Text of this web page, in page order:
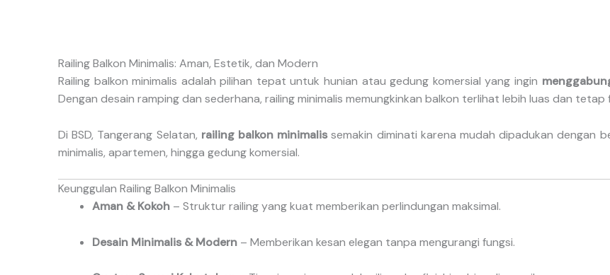
Railing Balkon Minimalis: Aman, Estetik, dan Modern
Railing balkon minimalis adalah pilihan tepat untuk hunian atau gedung komersial yang ingin
Dengan desain ramping dan sederhana, railing minimalis memungkinkan balkon terlihat lebih luas dan tetap
Di BSD, Tangerang Selatan, railing balkon minimalissemakin diminati karena mudah dipadukan dengan
minimalis, apartemen, hingga gedung komersial.
Keunggulan Railing Balkon Minimalis
Aman & Kokoh – Struktur railing yang kuat memberikan perlindungan maksimal.
Desain Minimalis & Modern – Memberikan kesan elegan tanpa mengurangi fungsi.